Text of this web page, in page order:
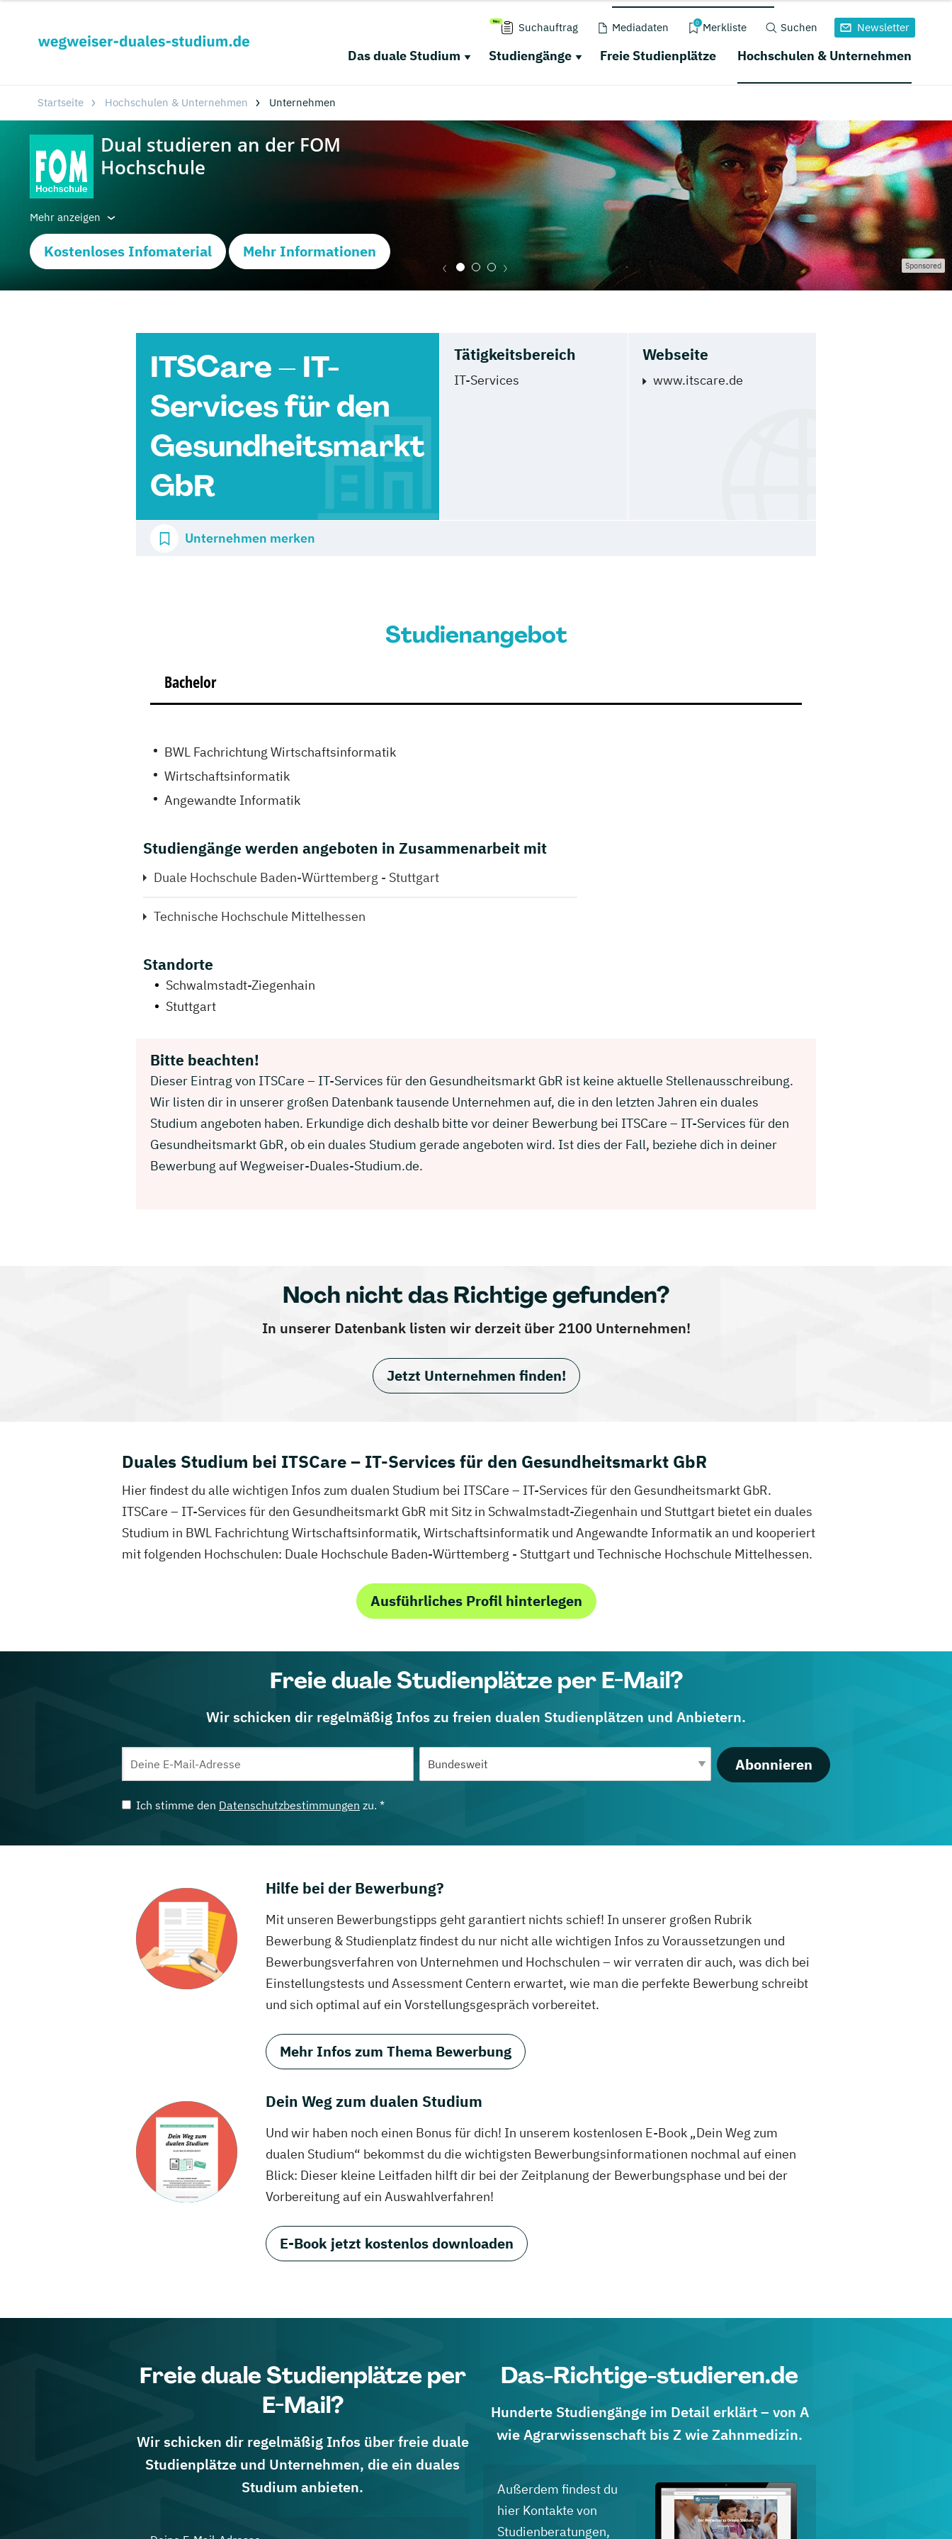
Suchauftrag Mediadaten 0 Merkliste Suchen Newsletter
Das duale Studium Studiengänge Freie Studienplätze Hochschulen & Unternehmen
Startseite Hochschulen & Unternehmen Unternehmen
Mehr anzeigen
Kostenloses Infomaterial Mehr Informationen
Sponsored
ITSCare – IT-
Services für den
Gesundheitsmarkt
GbR
Tätigkeitsbereich
IT-Services
Webseite
www.itscare.de
Unternehmen merken
Studienangebot
Bachelor
BWL Fachrichtung Wirtschaftsinformatik
Wirtschaftsinformatik
Angewandte Informatik
Studiengänge werden angeboten in Zusammenarbeit mit
Duale Hochschule Baden-Württemberg - Stuttgart
Technische Hochschule Mittelhessen
Standorte
Schwalmstadt-Ziegenhain
Stuttgart
Bitte beachten!
Dieser Eintrag von ITSCare – IT-Services für den Gesundheitsmarkt GbR ist keine aktuelle Stellenausschreibung.
Wir listen dir in unserer großen Datenbank tausende Unternehmen auf, die in den letzten Jahren ein duales
Studium angeboten haben. Erkundige dich deshalb bitte vor deiner Bewerbung bei ITSCare – IT-Services für den
Gesundheitsmarkt GbR, ob ein duales Studium gerade angeboten wird. Ist dies der Fall, beziehe dich in deiner
Bewerbung auf Wegweiser-Duales-Studium.de.
Noch nicht das Richtige gefunden?
In unserer Datenbank listen wir derzeit über 2100 Unternehmen!
Jetzt Unternehmen finden!
Duales Studium bei ITSCare – IT-Services für den Gesundheitsmarkt GbR
Hier findest du alle wichtigen Infos zum dualen Studium bei ITSCare – IT-Services für den Gesundheitsmarkt GbR.
ITSCare – IT-Services für den Gesundheitsmarkt GbR mit Sitz in Schwalmstadt-Ziegenhain und Stuttgart bietet ein duales
Studium in BWL Fachrichtung Wirtschaftsinformatik, Wirtschaftsinformatik und Angewandte Informatik an und kooperiert
mit folgenden Hochschulen: Duale Hochschule Baden-Württemberg - Stuttgart und Technische Hochschule Mittelhessen.
Ausführliches Profil hinterlegen
Freie duale Studienplätze per E-Mail?
Wir schicken dir regelmäßig Infos zu freien dualen Studienplätzen und Anbietern.
Abonnieren
Ich stimme den Datenschutzbestimmungen zu. *
Hilfe bei der Bewerbung?
Mit unseren Bewerbungstipps geht garantiert nichts schief! In unserer großen Rubrik
Bewerbung & Studienplatz findest du nur nicht alle wichtigen Infos zu Voraussetzungen und
Bewerbungsverfahren von Unternehmen und Hochschulen – wir verraten dir auch, was dich bei
Einstellungstests und Assessment Centern erwartet, wie man die perfekte Bewerbung schreibt
und sich optimal auf ein Vorstellungsgespräch vorbereitet.
Mehr Infos zum Thema Bewerbung
Dein Weg zum dualen Studium
Und wir haben noch einen Bonus für dich! In unserem kostenlosen E-Book „Dein Weg zum
dualen Studium“ bekommst du die wichtigsten Bewerbungsinformationen nochmal auf einen
Blick: Dieser kleine Leitfaden hilft dir bei der Zeitplanung der Bewerbungsphase und bei der
Vorbereitung auf ein Auswahlverfahren!
E-Book jetzt kostenlos downloaden
Freie duale Studienplätze per
E-Mail?
Wir schicken dir regelmäßig Infos über freie duale
Studienplätze und Unternehmen, die ein duales
Studium anbieten.
Das-Richtige-studieren.de
Hunderte Studiengänge im Detail erklärt – von A
wie Agrarwissenschaft bis Z wie Zahnmedizin.
Außerdem findest du
hier Kontakte von
Studienberatungen,